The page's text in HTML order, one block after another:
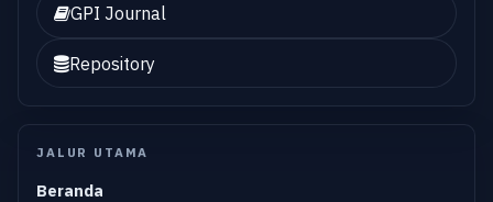
GPI Journal
Repository
JALUR UTAMA
Beranda